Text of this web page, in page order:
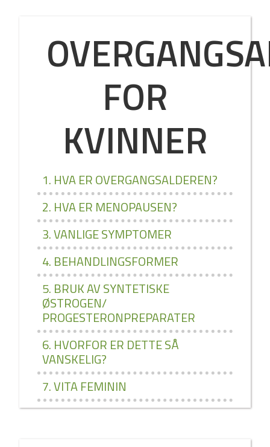
FOR
KVINNER
1. HVA ER OVERGANGSALDEREN?
2. HVA ER MENOPAUSEN?
3. VANLIGE SYMPTOMER
4. BEHANDLINGSFORMER
5. BRUK AV SYNTETISKE
ØSTROGEN/
PROGESTERONPREPARATER
6. HVORFOR ER DETTE SÅ
VANSKELIG?
7. VITA FEMININ